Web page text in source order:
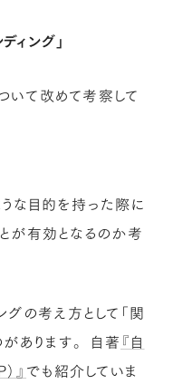
ィング」
て改めて考察して
な目的を持った際に
が有効となるのか考
グの考え方として「関
があります。 自著 『自
』 でも紹介していま